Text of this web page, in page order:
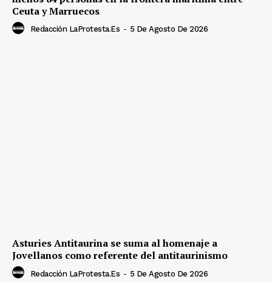
Ceuta y Marruecos
Redacción LaProtesta.es - 5 De Agosto De 2026
Asturies Antitaurina se suma al homenaje a
Jovellanos como referente del antitaurinismo
Redacción LaProtesta.es - 5 De Agosto De 2026